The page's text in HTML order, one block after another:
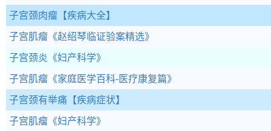
子宫颈肉瘤 【疾病大全】
子宫肌瘤 《赵绍琴临证验案精选》
子宫颈炎 《妇产科学》
子宫肌瘤 《家庭医学百科-医疗康复篇》
子宫颈有举痛 【疾病症状】
子宫肌瘤 《妇产科学》